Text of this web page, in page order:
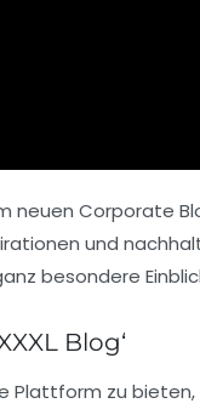
neuen Corporate
und
besondere
Blog‘
Plattform zu